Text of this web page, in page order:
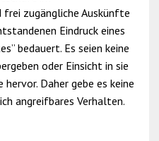
zugängliche Auskünfte
Eindruck eines
bedauert. Es seien keine
oder Einsicht in sie
Daher gebe es keine
angreifbares Verhalten.